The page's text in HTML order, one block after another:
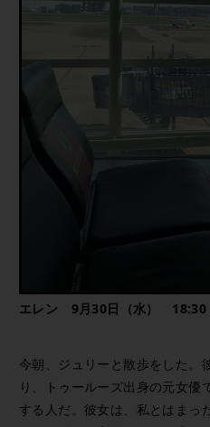
エレン 9月30日（水）
今朝、ジュリーと散歩をした。
り、トゥールーズ出身の元女優
する人だ。彼女は、私とはまっ